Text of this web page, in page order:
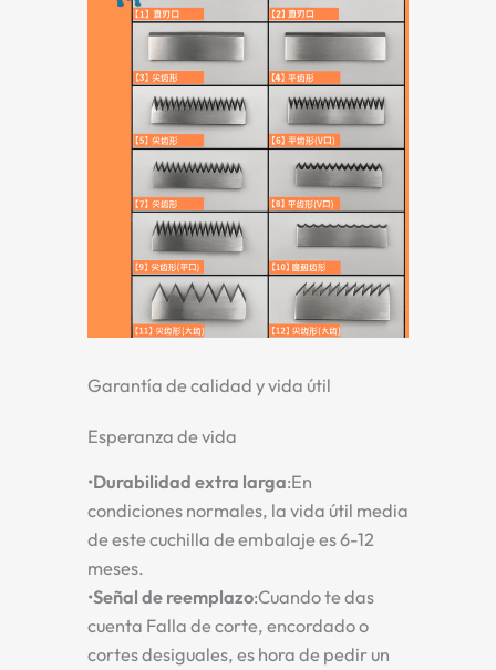
Garantía de calidad y vida útil
Esperanza de vida
•Durabilidad extra larga:En
condiciones normales, la vida útil media
de estecuchilla de embalajees6-12
meses.
•Señal de reemplazo:Cuando te das
cuenta Falla de corte, encordado o
cortes desiguales, es hora de pedir un